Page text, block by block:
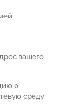
вашего
о
среду.